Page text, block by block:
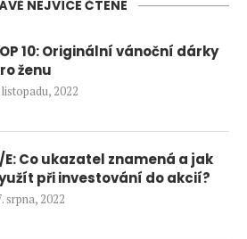
NEJVÍCE ČTENÉ
10: Originální vánoční dárky
ženu
listopadu, 2022
E: Co ukazatel znamená a jak
při investování do akcií?
srpna, 2022